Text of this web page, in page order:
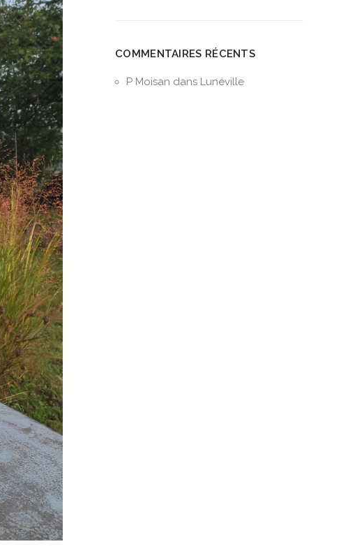
COMMENTAIRES RÉCENTS
P Moisan dans Lunéville